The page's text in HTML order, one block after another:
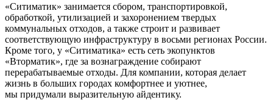
«Ситиматик» занимается сбором, транспортировкой,
обработкой, утилизацией и захоронением твердых
коммунальных отходов, а также строит и развивает
соответствующую инфраструктуру в восьми регионах России.
Кроме того, у «Ситиматика» есть сеть экопунктов
«Вторматик», где за вознаграждение собирают
перерабатываемые отходы. Для компании, которая делает
жизнь в больших городах комфортнее и уютнее,
мы придумали выразительную айдентику.